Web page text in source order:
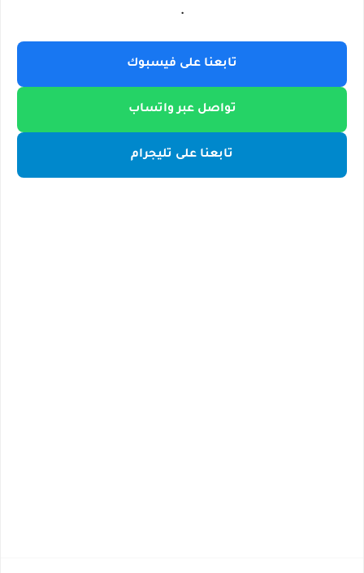
.
تابعنا على فيسبوك
تواصل عبر واتساب
تابعنا على تليجرام